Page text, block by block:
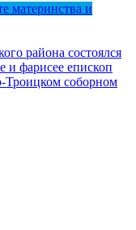
материнства и
района состоялся
фарисее епископ
соборном